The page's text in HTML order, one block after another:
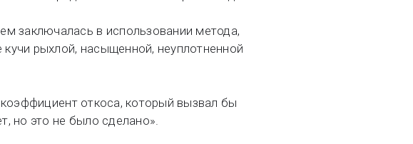
заключалась в использовании метода,
рыхлой, насыщенной, неуплотненной
откоса, который вызвал бы
но это не было сделано».